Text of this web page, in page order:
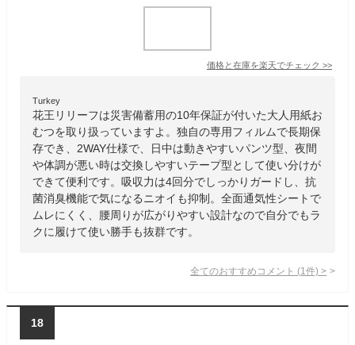
価格と在庫を楽天でチェック >>
Turkey
花王リリーフは災害備蓄用の10年保証が付いた大人用紙お
むつを取り扱っていますよ。独自の専用フィルムで長期保
存でき、2WAY仕様で、日中は動きやすいパンツ型、夜間
や体調が悪い時は交換しやすいテープ型として使い分けが
できて便利です。吸収力は4回分でしっかりガードし、抗
菌消臭機能で気になるニオイも抑制。全面通気性シートで
ムレにくく、腰周りが広がりやすい設計なので自分でもラ
クに履けて使い勝手も抜群です。
全てのおすすめコメント (1 件) >
18